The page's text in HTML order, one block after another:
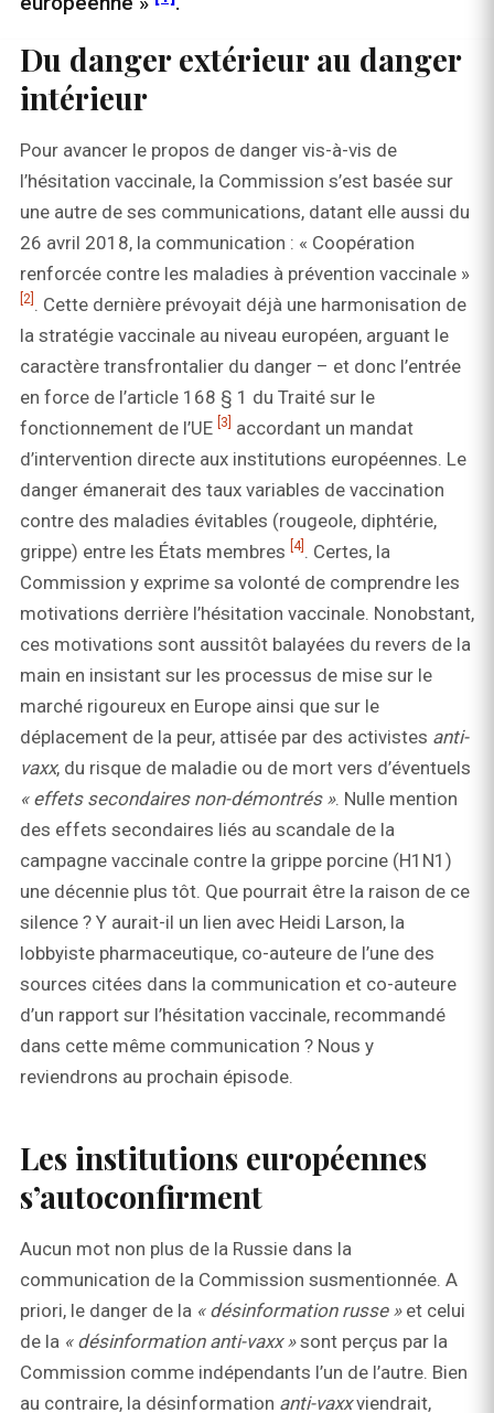
Du danger extérieur au danger
intérieur
Pour avancer le propos de danger vis-à-vis de
l’hésitation vaccinale, la Commission s’est basée sur
une autre de ses communications, datant elle aussi du
26 avril 2018, la communication : « Coopération
renforcée contre les maladies à prévention vaccinale »
[2] . Cette dernière prévoyait déjà une harmonisation de
la stratégie vaccinale au niveau européen, arguant le
caractère transfrontalier du danger – et donc l’entrée
en force de l’article 168 § 1 du Traité sur le
fonctionnement de l’UE [3]
accordant un mandat
d’intervention directe aux institutions européennes. Le
danger émanerait des taux variables de vaccination
contre des maladies évitables (rougeole, diphtérie,
grippe) entre les États membres
[4] . Certes, la
Commission y exprime sa volonté de comprendre les
motivations derrière l’hésitation vaccinale. Nonobstant,
ces motivations sont aussitôt balayées du revers de la
main en insistant sur les processus de mise sur le
marché rigoureux en Europe ainsi que sur le
déplacement de la peur, attisée par des activistes anti-
vaxx, du risque de maladie ou de mort vers d’éventuels
« effets secondaires non-démontrés ». Nulle mention
des effets secondaires liés au scandale de la
campagne vaccinale contre la grippe porcine (H1N1)
une décennie plus tôt. Que pourrait être la raison de ce
silence ? Y aurait-il un lien avec Heidi Larson, la
lobbyiste pharmaceutique, co-auteure de l’une des
sources citées dans la communication et co-auteure
d’un rapport sur l’hésitation vaccinale, recommandé
dans cette même communication ? Nous y
reviendrons au prochain épisode.
Les institutions européennes
s’autoconfirment
Aucun mot non plus de la Russie dans la
communication de la Commission susmentionnée. A
priori, le danger de la « désinformation russe »et celui
de la « désinformation anti-vaxx »sont perçus par la
Commission comme indépendants l’un de l’autre. Bien
au contraire, la désinformation anti-vaxxviendrait,